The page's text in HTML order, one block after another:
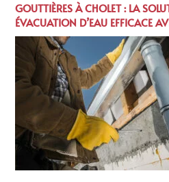
GOUTTIÈRES À CHOLET : LA
ÉVACUATION D’EAU EFFICACE